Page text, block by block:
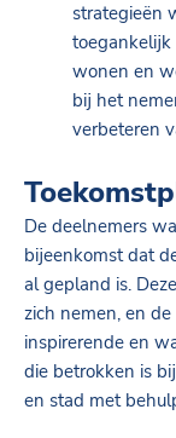
strategieën
toegankelijk
wonen en
bij het
verbeteren
De deelnemers
bijeenkomst dat
al gepland is.
zich nemen, en
inspirerende en
die betrokken is
en stad met